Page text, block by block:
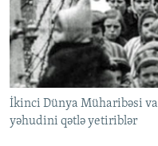
FOTOQALEREYA
İNFOQRAFIKA
KARIKATURA
OXU ZALI
AZƏRBAYCAN ƏDƏBIYYATI
İSLAM VƏ DEMOKRATIYA
İZ - MƏDƏNIYYƏT PROQRAMI
HAQQIMIZDA
MISSIYAMIZ
PEŞƏ ETIKASI VƏ
MATERIALLARIMIZDAN
BIZI IZLƏ
İkinci Dünya Müharibəsi
yəhudini qətlə yetiriblər